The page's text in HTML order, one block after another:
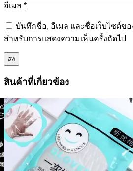
อีเมล *
บันทึกชื่อ, อีเมล และชื่อเว็บไซต์ขอ
สำหรับการแสดงความเห็นครั้งถัดไป
สินค้าที่เกี่ยวข้อง